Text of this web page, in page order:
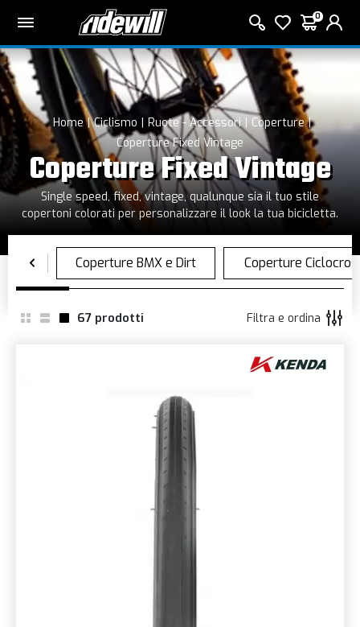
0
Home Ciclismo Ruote - Accessori
Coperture
Coperture Fixed Vintage
Coperture Fixed Vintage
Single speed, fixed, vintage, qualunque sia il tuo stile
copertoni colorati per personalizzare il look la tua bicicletta.
67 prodotti Filtra e ordina